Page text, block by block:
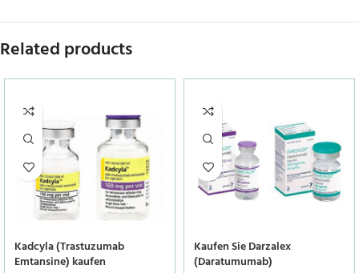
Related products
Kadcyla (Trastuzumab
Emtansine) kaufen
Kaufen Sie Darzalex
(Daratumumab)